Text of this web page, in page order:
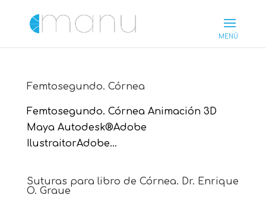
Femtosegundo. Córnea
Femtosegundo. Córnea Animación 3D
Maya Autodesk®Adobe
IlustraitorAdobe...
Suturas para libro de Córnea. Dr. Enrique
O. Graue